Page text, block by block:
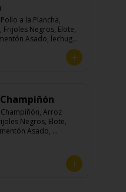
a la Plancha,
Frijoles Negros, Elote,
Asado, lechuga,
Arroz
Negros, Elote,
Asado,